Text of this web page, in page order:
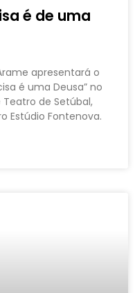
é de uma
apresentará o
é uma Deusa” no
Teatro de Setúbal,
Estúdio Fontenova.